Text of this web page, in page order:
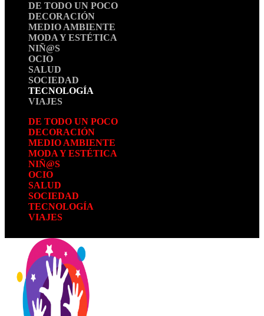
DE TODO UN POCO
DECORACIÓN
MEDIO AMBIENTE
MODA Y ESTÉTICA
NIÑ@S
OCIO
SALUD
SOCIEDAD
TECNOLOGÍA
VIAJES
DE TODO UN POCO
DECORACIÓN
MEDIO AMBIENTE
MODA Y ESTÉTICA
NIÑ@S
OCIO
SALUD
SOCIEDAD
TECNOLOGÍA
VIAJES